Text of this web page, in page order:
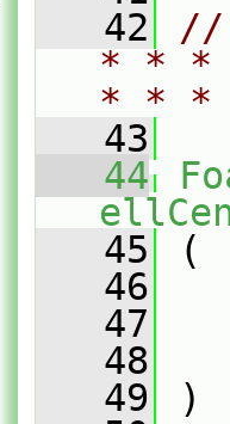
   42
//
* * *
* *
   43
   44
   45
(
   46
   47
   48
   49
)